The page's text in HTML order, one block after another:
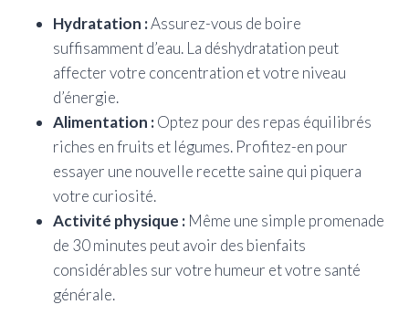
Hydratation :Assurez-vous de boire
suffisamment d’eau. La déshydratation peut
affecter votre concentration et votre niveau
d’énergie.
Alimentation :Optez pour des repas équilibrés
riches en fruits et légumes. Profitez-en pour
essayer une nouvelle recette saine qui piquera
votre curiosité.
Activité physique : Même une simple promenade
de 30 minutes peut avoir des bienfaits
considérables sur votre humeur et votre santé
générale.